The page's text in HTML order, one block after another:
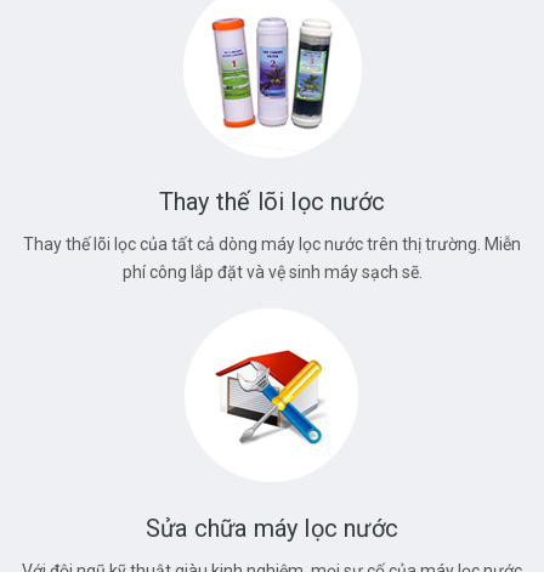
Thay thế lõi lọc nước
Thay thế lõi lọc của tất cả dòng máy lọc nước trên thị trường. Miễn
phí công lắp đặt và vệ sinh máy sạch sẽ.
Sửa chữa máy lọc nước